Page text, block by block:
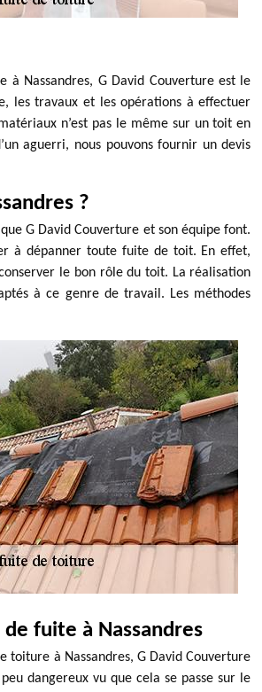
Nassandres, G David Couverture est le
les travaux et les opérations à effectuer
n’est pas le même sur un toit en
aguerri, nous pouvons fournir un devis
?
G David Couverture et son équipe font.
à dépanner toute fuite de toit. En effet,
le bon rôle du toit. La réalisation
à ce genre de travail. Les méthodes
fuite à Nassandres
toiture à Nassandres, G David Couverture
dangereux vu que cela se passe sur le